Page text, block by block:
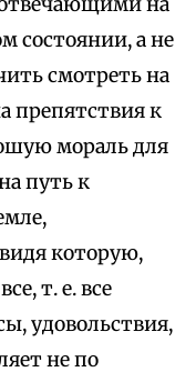
состоянии, а не
смотреть на
препятствия к
мораль для
путь к
которую,
т. е. все
удовольствия,
не по